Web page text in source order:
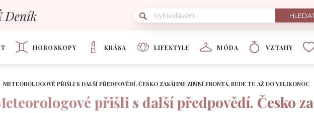
HOROSKOPY KRÁSA LIFESTYLE MÓDA VZTAHY
METEOROLOGOVÉ PŘIŠLI S DALŠÍ PŘEDPOVĚDÍ. ČESKO ZASÁHNE ZIMNÍ FRONTA, BUDE TU AŽ DO VELIKONOC
přišli s další předpovědí. Česko